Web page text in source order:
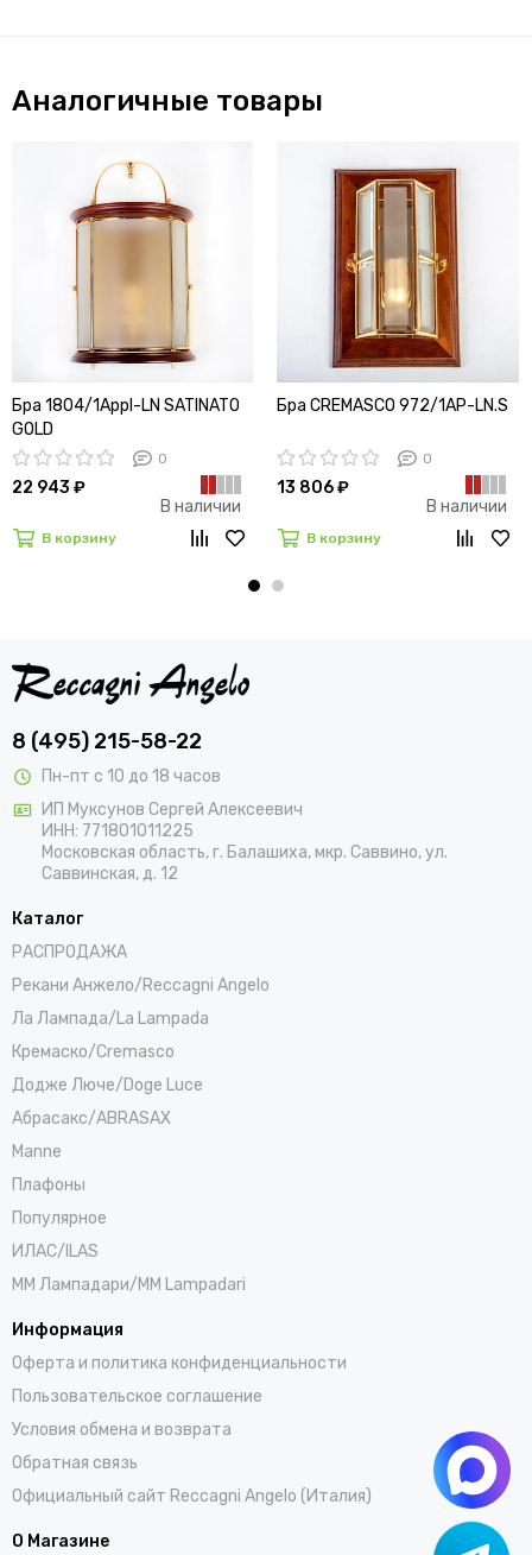
Аналогичные товары
Бра 1804/1Appl-LN SATINATO
GOLD
0
22 943 ₽
В наличии
В корзину
Бра CREMASCO 972/1AP-LN.S
0
13 806 ₽
В наличии
В корзину
8 (495) 215-58-22
Пн-пт с 10 до 18 часов
ИП Муксунов Сергей Алексеевич
ИНН: 771801011225
Московская область, г. Балашиха, мкр. Саввино, ул.
Саввинская, д. 12
Каталог
РАСПРОДАЖА
Рекани Анжело/Reccagni Angelo
Ла Лампада/La Lampada
Кремаско/Cremasco
Додже Люче/Doge Luce
Абрасакс/ABRASAX
Manne
Плафоны
Популярное
ИЛАС/ILAS
ММ Лампадари/MM Lampadari
Информация
Оферта и политика конфиденциальности
Пользовательское соглашение
Условия обмена и возврата
Обратная связь
Официальный сайт Reccagni Angelo (Италия)
О Магазине